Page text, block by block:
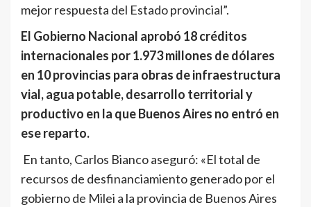
mejor respuesta del Estado provincial”.
El Gobierno Nacional aprobó 18 créditos
internacionales por 1.973 millones de dólares
en 10 provincias para obras de infraestructura
vial, agua potable, desarrollo territorial y
productivo en la que Buenos Aires no entró en
ese reparto.
En tanto, Carlos Bianco aseguró: «El total de
recursos de desfinanciamiento generado por el
gobierno de Milei a la provincia de Buenos Aires